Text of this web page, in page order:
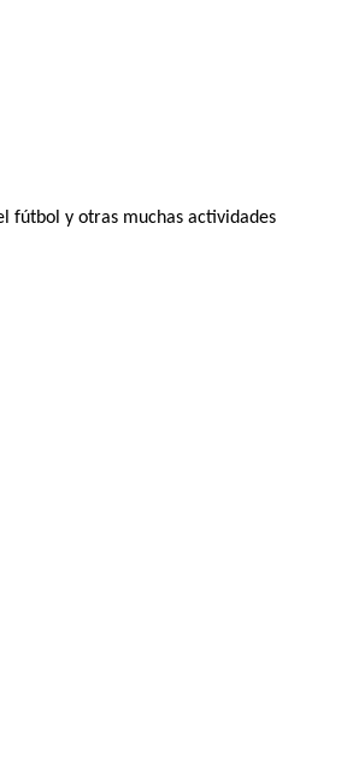
fútbol y otras muchas actividades